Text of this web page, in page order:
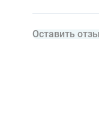
Оставить